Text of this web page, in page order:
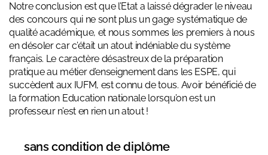
Notre conclusion est que l’Etat a laissé dégrader le niveau
des concours qui ne sont plus un gage systématique de
qualité académique, et nous sommes les premiers à nous
en désoler car c’était un atout indéniable du système
français. Le caractère désastreux de la préparation
pratique au métier d’enseignement dans les ESPE, qui
succèdent aux IUFM, est connu de tous. Avoir bénéficié de
la formation Education nationale lorsqu’on est un
professeur n’est en rien un atout !
sans condition de diplôme